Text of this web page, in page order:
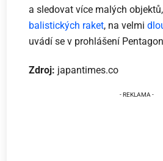
a sledovat více malých
balistických raket, na velmi
uvádí se v prohlášení
Zdroj: japantimes.co